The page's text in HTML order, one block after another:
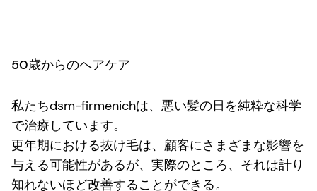
50歳からのヘアケア
私たちdsm-firmenichは、悪い髪の日を純粋な科学
で治療しています。
更年期における抜け毛は、顧客にさまざまな影響を
与える可能性があるが、実際のところ、それは計り
知れないほど改善することができる。